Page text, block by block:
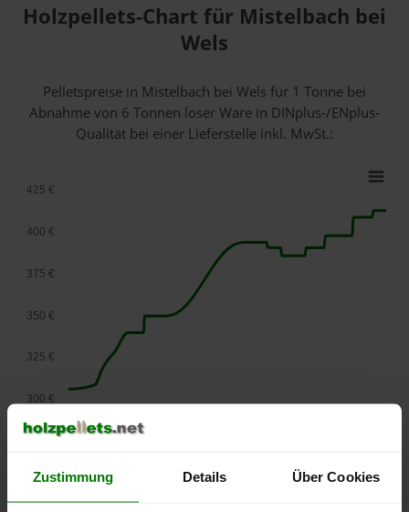
Zustimmung Details Über Cookies
Holzpellets-Chart für Mistelbach bei
Wels
Pelletspreise in Mistelbach bei Wels für 1 Tonne bei
Abnahmevon 6 Tonnen loser Ware in DINplus-/ENplus-
Qualität bei einer Lieferstelle inkl. MwSt.:
2026
300 €
325 €
350 €
375 €
400 €
425 €